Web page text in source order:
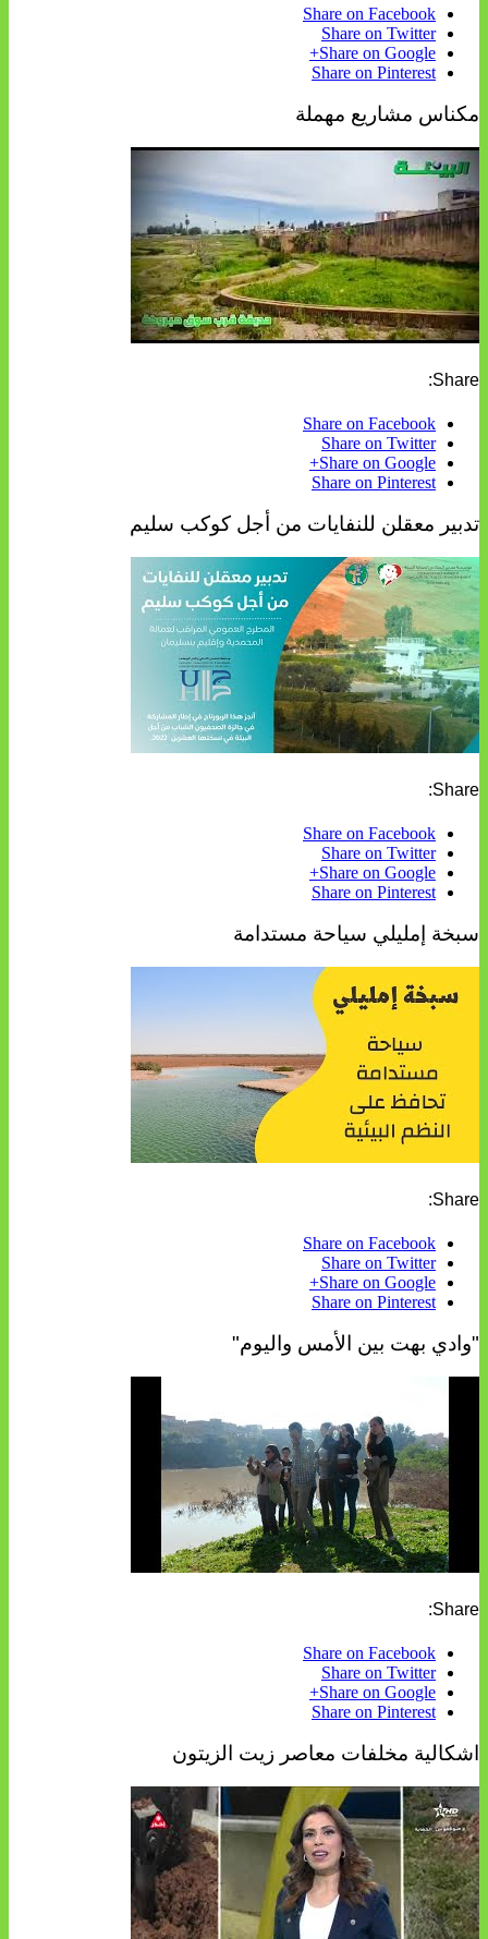
Share on Facebook
Share on Twitter
Share on Google+
Share on Pinterest
مكناس مشاريع مهملة
Share:
Share on Facebook
Share on Twitter
Share on Google+
Share on Pinterest
تدبير معقلن للنفايات من أجل كوكب سليم
Share:
Share on Facebook
Share on Twitter
Share on Google+
Share on Pinterest
سبخة إمليلي سياحة مستدامة
Share:
Share on Facebook
Share on Twitter
Share on Google+
Share on Pinterest
"وادي بهت بين الأمس واليوم"
Share:
Share on Facebook
Share on Twitter
Share on Google+
Share on Pinterest
اشكالية مخلفات معاصر زيت الزيتون